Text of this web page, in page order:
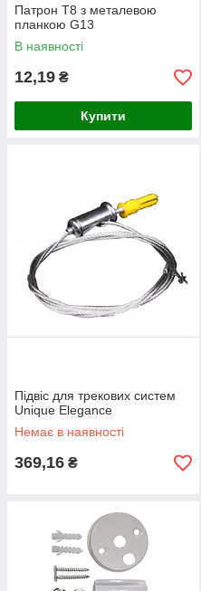
Патрон Т8 з металевою
планкою G13
В наявності
12,19 ₴
Купити
Підвіс для трекових систем
Unique Elegance
Немає в наявності
369,16 ₴